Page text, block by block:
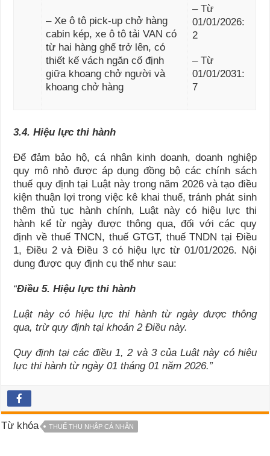
– Xe ô tô pick-up chở hàng
cabin kép, xe ô tô tải VAN có
từ hai hàng ghế trở lên, có
thiết kế vách ngăn cố định
giữa khoang chở người và
khoang chở hàng
– Từ
01/01/2026:
2
– Từ
01/01/2031:
7
3.4. Hiệu lực thi hành
Để đảm bảo hộ, cá nhân kinh doanh, doanh nghiệp
quy mô nhỏ được áp dụng đồng bộ các chính sách
thuế quy định tại Luật này trong năm 2026 và tạo điều
kiện thuận lợi trong việc kê khai thuế, tránh phát sinh
thêm thủ tục hành chính, Luật này có hiệu lực thi
hành kể từ ngày được thông qua, đối với các quy
định về thuế TNCN, thuế GTGT, thuế TNDN tại Điều
1, Điều 2 và Điều 3 có hiệu lực từ 01/01/2026. Nội
dung được quy định cụ thể như sau:
“Điều 5. Hiệu lực thi hành
Luật này có hiệu lực thi hành từ ngày được thông
qua, trừ quy định tại khoản 2 Điều này.
Quy định tại các điều 1, 2 và 3 của Luật này có hiệu
lực thi hành từ ngày 01 tháng 01 năm 2026.”
Từ khóa THUẾ THU NHẬP CÁ NHÂN